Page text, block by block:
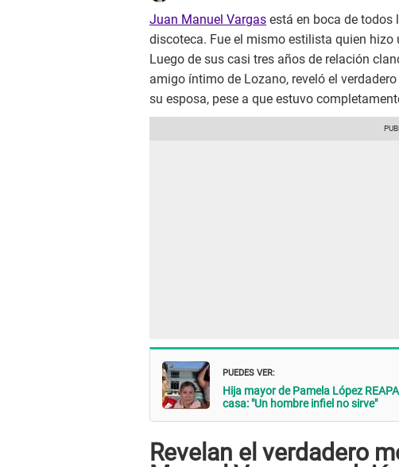
Juan Manuel Vargas está en boca de todos
discoteca. Fue el mismo estilista quien
Luego de sus casi tres años de relación
amigo íntimo de Lozano, reveló el
su esposa, pese a que estuvo
PUEDES VER:
Hija mayor de Pamela López
casa: "Un hombre infiel no sirve"
Revelan el verdadero